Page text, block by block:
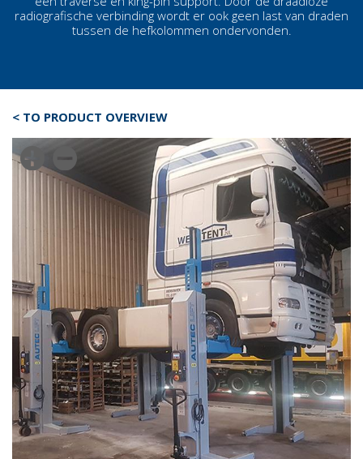
radiografische verbinding wordt er ook geen last van draden
tussen de hefkolommen ondervonden.
< TO PRODUCT OVERVIEW